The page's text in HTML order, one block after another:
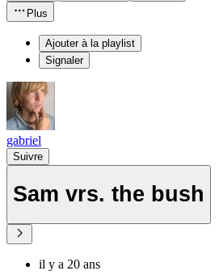
Plus
Ajouter à la playlist
Signaler
gabriel
Suivre
Sam vrs. the bush
il y a 20 ans